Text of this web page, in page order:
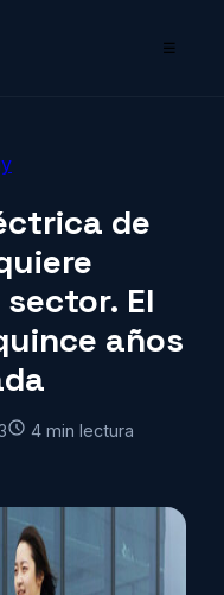
☰
de
El
años
4 min lectura